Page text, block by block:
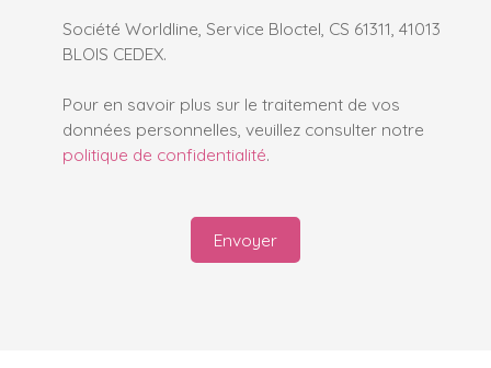
Société Worldline, Service Bloctel, CS 61311, 41013
BLOIS CEDEX.
Pour en savoir plus sur le traitement de vos
données personnelles, veuillez consulter notre
politique de confidentialité.
Envoyer